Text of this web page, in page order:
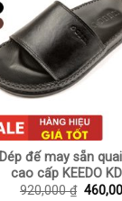
+
Dép đế may sẵn
cao cấp KEEDO
920,000₫ Giá